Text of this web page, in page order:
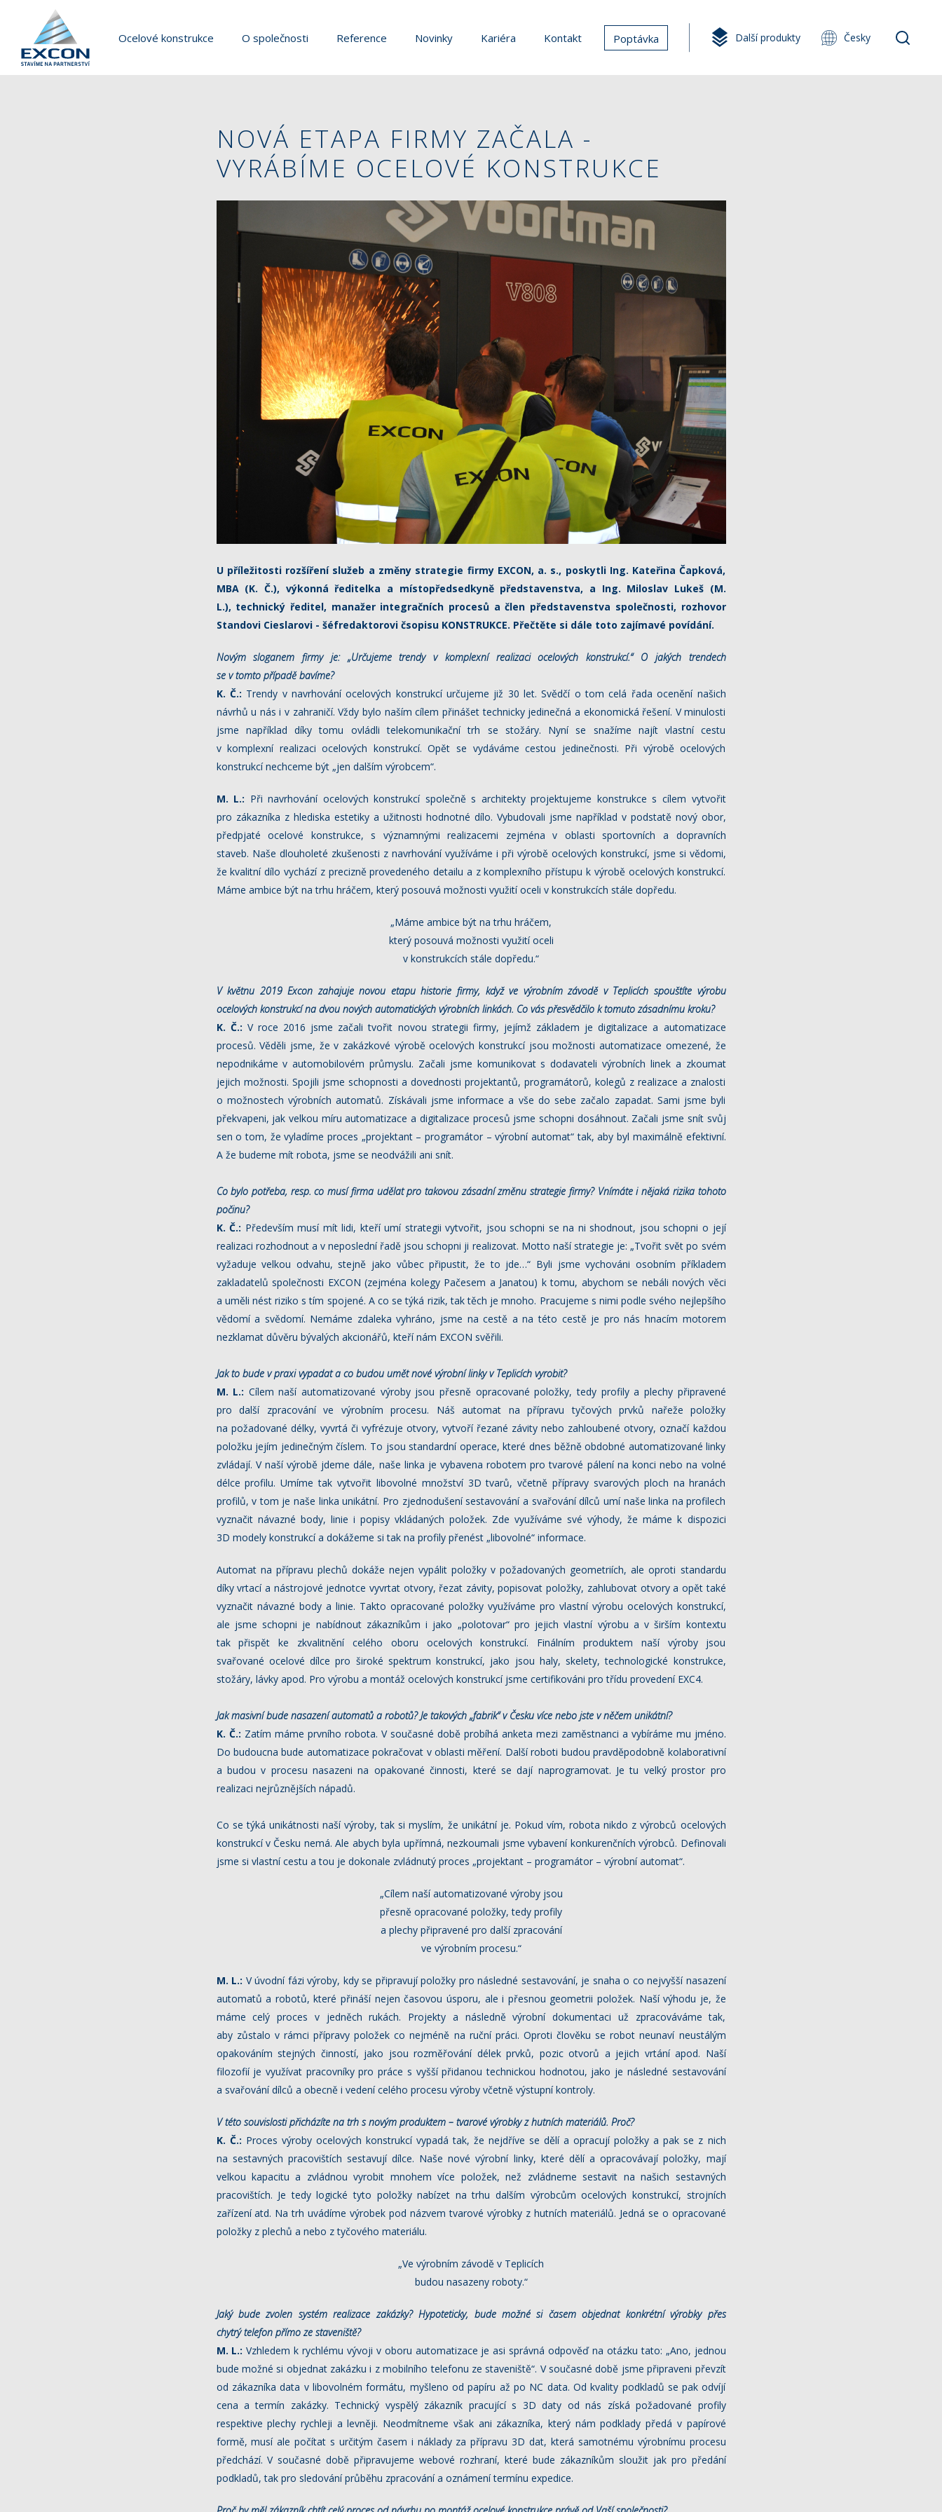
Ocelové konstrukce O společnosti Reference Novinky Kariéra Kontakt Poptávka Další produkty Česky
NOVÁ ETAPA FIRMY ZAČALA -
VYRÁBÍME OCELOVÉ KONSTRUKCE
U příležitosti rozšíření služeb a změny strategie firmy EXCON, a. s., poskytli Ing. Kateřina Čapková,
MBA (K. Č.), výkonná ředitelka a místopředsedkyně představenstva, a Ing. Miloslav Lukeš (M.
L.), technický ředitel, manažer integračních procesů a člen představenstva společnosti, rozhovor
Standovi Cieslarovi - šéfredaktorovi čsopisu KONSTRUKCE. Přečtěte si dále toto zajímavé povídání.
Novým sloganem firmy je: „Určujeme trendy v komplexní realizaci ocelových konstrukcí.“ O jakých trendech
se v tomto případě bavíme?
K. Č.: Trendy v navrhování ocelových konstrukcí určujeme již 30 let. Svědčí o tom celá řada ocenění našich
návrhů u nás i v zahraničí. Vždy bylo naším cílem přinášet technicky jedinečná a ekonomická řešení. V minulosti
jsme například díky tomu ovládli telekomunikační trh se stožáry. Nyní se snažíme najít vlastní cestu
v komplexní realizaci ocelových konstrukcí. Opět se vydáváme cestou jedinečnosti. Při výrobě ocelových
konstrukcí nechceme být „jen dalším výrobcem“.
M. L.: Při navrhování ocelových konstrukcí společně s architekty projektujeme konstrukce s cílem vytvořit
pro zákazníka z hlediska estetiky a užitnosti hodnotné dílo. Vybudovali jsme například v podstatě nový obor,
předpjaté ocelové konstrukce, s významnými realizacemi zejména v oblasti sportovních a dopravních
staveb. Naše dlouholeté zkušenosti z navrhování využíváme i při výrobě ocelových konstrukcí, jsme si vědomi,
že kvalitní dílo vychází z precizně provedeného detailu a z komplexního přístupu k výrobě ocelových konstrukcí.
Máme ambice být na trhu hráčem, který posouvá možnosti využití oceli v konstrukcích stále dopředu.
„Máme ambice být na trhu hráčem,
který posouvá možnosti využití oceli
v konstrukcích stále dopředu.“
V květnu 2019 Excon zahajuje novou etapu historie firmy, když ve výrobním závodě v Teplicích spouštíte výrobu
ocelových konstrukcína dvou nových automatických výrobních linkách. Co váspřesvědčilo k tomuto zásadnímu kroku?
K. Č.: V roce 2016 jsme začali tvořit novou strategii firmy, jejímž základem je digitalizace a automatizace
procesů. Věděli jsme, že v zakázkové výrobě ocelových konstrukcí jsou možnosti automatizace omezené, že
nepodnikáme v automobilovém průmyslu. Začali jsme komunikovat s dodavateli výrobních linek a zkoumat
jejich možnosti. Spojili jsme schopnosti a dovednosti projektantů, programátorů, kolegů z realizace a znalosti
o možnostech výrobních automatů. Získávali jsme informace a vše do sebe začalo zapadat. Sami jsme byli
překvapeni, jak velkou míru automatizace a digitalizace procesů jsme schopni dosáhnout. Začali jsme snít svůj
sen o tom, že vyladíme proces „projektant – programátor – výrobní automat“ tak, aby byl maximálně efektivní.
A že budeme mít robota, jsme se neodvážili ani snít.
Co bylo potřeba, resp. co musí firma udělat pro takovou zásadnízměnu strategie firmy? Vnímáte i nějaká rizika tohoto
počinu?
K. Č.: Především musí mít lidi, kteří umí strategii vytvořit, jsou schopni se na ni shodnout, jsou schopni o její
realizaci rozhodnout a v neposlední řadě jsou schopni ji realizovat. Motto naší strategie je: „Tvořit svět po svém
vyžaduje velkou odvahu, stejně jako vůbec připustit, že to jde…“ Byli jsme vychováni osobním příkladem
zakladatelů společnosti EXCON (zejména kolegy Pačesem a Janatou) k tomu, abychom se nebáli nových věci
a uměli nést riziko s tím spojené. A co se týká rizik, tak těch je mnoho. Pracujeme s nimi podle svého nejlepšího
vědomí a svědomí. Nemáme zdaleka vyhráno, jsme na cestě a na této cestě je pro nás hnacím motorem
nezklamat důvěru bývalých akcionářů, kteří nám EXCON svěřili.
Jak to bude v praxi vypadat a co budou umět nové výrobní linky v Teplicích vyrobit?
M. L.: Cílem naší automatizované výroby jsou přesně opracované položky, tedy profily a plechy připravené
pro další zpracování ve výrobním procesu. Náš automat na přípravu tyčových prvků nařeže položky
na požadované délky, vyvrtá či vyfrézuje otvory, vytvoří řezané závity nebo zahloubené otvory, označí každou
položku jejím jedinečným číslem. To jsou standardní operace, které dnes běžně obdobné automatizované linky
zvládají. V naší výrobě jdeme dále, naše linka je vybavena robotem pro tvarové pálení na konci nebo na volné
délce profilu. Umíme tak vytvořit libovolné množství 3D tvarů, včetně přípravy svarových ploch na hranách
profilů, v tom je naše linka unikátní. Pro zjednodušení sestavování a svařování dílců umí naše linka na profilech
vyznačit návazné body, linie i popisy vkládaných položek. Zde využíváme své výhody, že máme k dispozici
3D modely konstrukcí a dokážeme si tak na profily přenést „libovolné“ informace.
Automat na přípravu plechů dokáže nejen vypálit položky v požadovaných geometriích, ale oproti standardu
díky vrtací a nástrojové jednotce vyvrtat otvory, řezat závity, popisovat položky, zahlubovat otvory a opět také
vyznačit návazné body a linie. Takto opracované položky využíváme pro vlastní výrobu ocelových konstrukcí,
ale jsme schopni je nabídnout zákazníkům i jako „polotovar“ pro jejich vlastní výrobu a v širším kontextu
tak přispět ke zkvalitnění celého oboru ocelových konstrukcí. Finálním produktem naší výroby jsou
svařované ocelové dílce pro široké spektrum konstrukcí, jako jsou haly, skelety, technologické konstrukce,
stožáry, lávky apod. Pro výrobu a montáž ocelových konstrukcí jsme certifikováni pro třídu provedení EXC4.
Jak masivní bude nasazení automatů a robotů? Je takových „fabrik“ v Česku více nebo jste v něčem unikátní?
K. Č.: Zatím máme prvního robota. V současné době probíhá anketa mezi zaměstnanci a vybíráme mu jméno.
Do budoucna bude automatizace pokračovat v oblasti měření. Další roboti budou pravděpodobně kolaborativní
a budou v procesu nasazeni na opakované činnosti, které se dají naprogramovat. Je tu velký prostor pro
realizaci nejrůznějších nápadů.
Co se týká unikátnosti naší výroby, tak si myslím, že unikátní je. Pokud vím, robota nikdo z výrobců ocelových
konstrukcí v Česku nemá. Ale abych byla upřímná, nezkoumali jsme vybavení konkurenčních výrobců. Definovali
jsme si vlastní cestu a tou je dokonale zvládnutý proces „projektant – programátor – výrobní automat“.
„Cílem naší automatizované výroby jsou
přesně opracované položky, tedy profily
a plechy připravené pro další zpracování
ve výrobním procesu.“
M. L.: V úvodní fázi výroby, kdy se připravují položky pro následné sestavování, je snaha o co nejvyšší nasazení
automatů a robotů, které přináší nejen časovou úsporu, ale i přesnou geometrii položek. Naší výhodu je, že
máme celý proces v jedněch rukách. Projekty a následně výrobní dokumentaci už zpracováváme tak,
aby zůstalo v rámci přípravy položek co nejméně na ruční práci. Oproti člověku se robot neunaví neustálým
opakováním stejných činností, jako jsou rozměřování délek prvků, pozic otvorů a jejich vrtání apod. Naší
filozofií je využívat pracovníky pro práce s vyšší přidanou technickou hodnotou, jako je následné sestavování
a svařování dílců a obecně i vedení celého procesu výroby včetně výstupní kontroly.
V této souvislosti přicházíte na trh s novým produktem – tvarové výrobky z hutních materiálů. Proč?
K. Č.: Proces výroby ocelových konstrukcí vypadá tak, že nejdříve se dělí a opracují položky a pak se z nich
na sestavných pracovištích sestavují dílce. Naše nové výrobní linky, které dělí a opracovávají položky, mají
velkou kapacitu a zvládnou vyrobit mnohem více položek, než zvládneme sestavit na našich sestavných
pracovištích. Je tedy logické tyto položky nabízet na trhu dalším výrobcům ocelových konstrukcí, strojních
zařízení atd. Na trh uvádíme výrobek pod názvem tvarové výrobky z hutních materiálů. Jedná se o opracované
položky z plechů a nebo z tyčového materiálu.
„Ve výrobním závodě v Teplicích
budou nasazeny roboty.“
Jaký bude zvolen systém realizace zakázky? Hypoteticky, bude možné si časem objednat konkrétní výrobky přes
chytrýtelefon přímo ze staveniště?
M. L.: Vzhledem k rychlému vývoji v oboru automatizace je asi správná odpověď na otázku tato: „Ano, jednou
bude možné si objednat zakázku i z mobilního telefonu ze staveniště“. V současné době jsme připraveni převzít
od zákazníka data v libovolném formátu, myšleno od papíru až po NC data. Od kvality podkladů se pak odvíjí
cena a termín zakázky. Technický vyspělý zákazník pracující s 3D daty od nás získá požadované profily
respektive plechy rychleji a levněji. Neodmítneme však ani zákazníka, který nám podklady předá v papírové
formě, musí ale počítat s určitým časem i náklady za přípravu 3D dat, která samotnému výrobnímu procesu
předchází. V současné době připravujeme webové rozhraní, které bude zákazníkům sloužit jak pro předání
podkladů, tak pro sledování průběhu zpracování a oznámení termínu expedice.